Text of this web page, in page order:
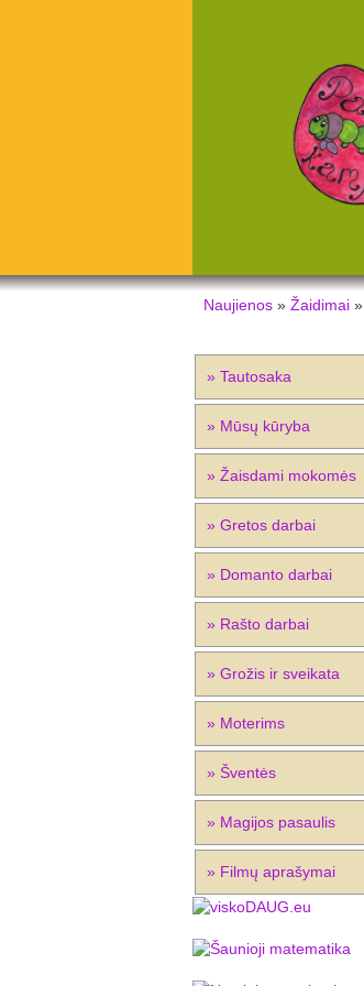
Naujienos» Žaidimai»
» Tautosaka
» Mūsų kūryba
» Žaisdami mokomės
» Gretos darbai
» Domanto darbai
» Rašto darbai
» Grožis ir sveikata
» Moterims
» Šventės
» Magijos pasaulis
» Filmų aprašymai